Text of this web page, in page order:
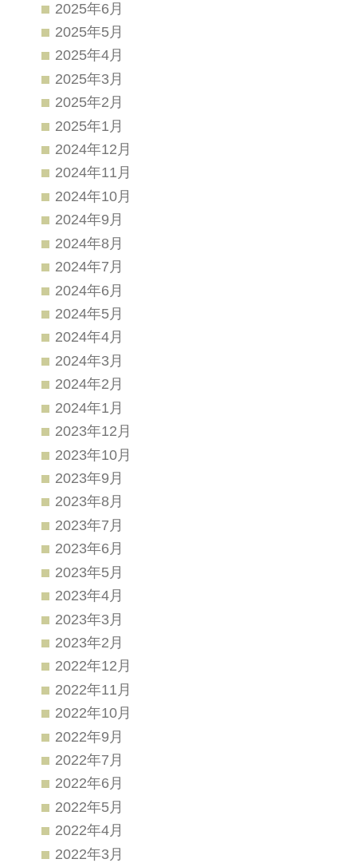
2025年6月
2025年5月
2025年4月
2025年3月
2025年2月
2025年1月
2024年12月
2024年11月
2024年10月
2024年9月
2024年8月
2024年7月
2024年6月
2024年5月
2024年4月
2024年3月
2024年2月
2024年1月
2023年12月
2023年10月
2023年9月
2023年8月
2023年7月
2023年6月
2023年5月
2023年4月
2023年3月
2023年2月
2022年12月
2022年11月
2022年10月
2022年9月
2022年7月
2022年6月
2022年5月
2022年4月
2022年3月